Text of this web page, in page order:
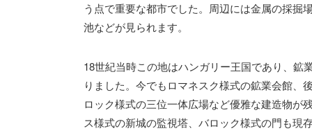
う点で重要な都市でした。周辺には金属の採掘
池などが見られます。
18世紀当時この地はハンガリー王国であり、鉱
りました。今でもロマネスク様式の鉱業会館、
ロック様式の三位一体広場など優雅な建造物が
ス様式の新城の監視塔、バロック様式の門も現